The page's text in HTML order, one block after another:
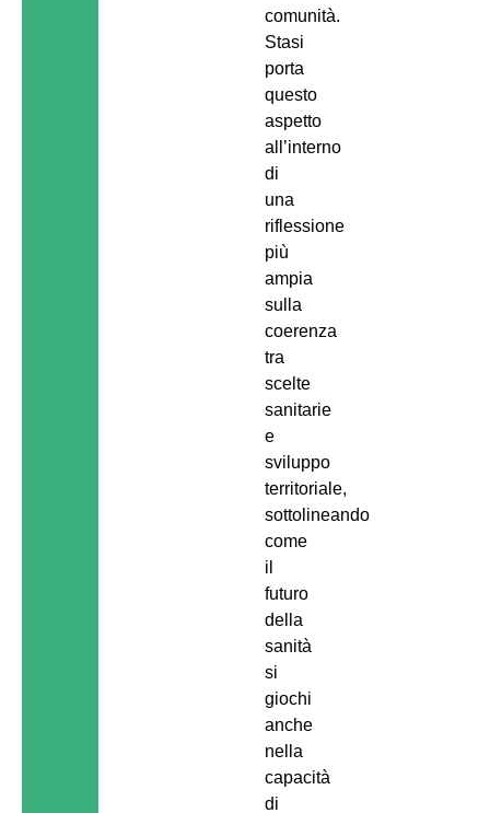
comunità.
Stasi
porta
questo
aspetto
all’interno
di
una
riflessione
più
ampia
sulla
coerenza
tra
scelte
sanitarie
e
sviluppo
territoriale,
sottolineando
come
il
futuro
della
sanità
si
giochi
anche
nella
capacità
di